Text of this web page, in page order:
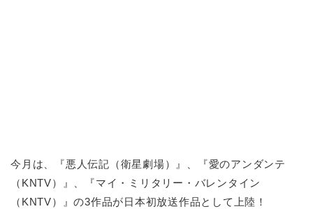
今月は、『悪人伝記（衛星劇場）』、『愛のアンダンテ
（KNTV）』、『マイ・ミリタリー・バレンタイン
（KNTV）』の3作品が日本初放送作品として上陸！